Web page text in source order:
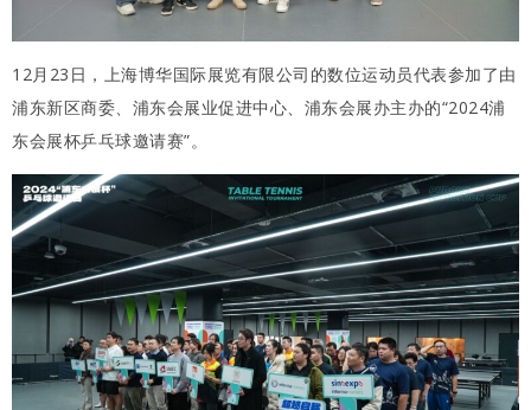
12月23日，上海博华国际展览有限公司的数位运动员代表参加了由
浦东新区商委、浦东会展业促进中心、浦东会展办主办的“2024浦
东会展杯乒乓球邀请赛”。